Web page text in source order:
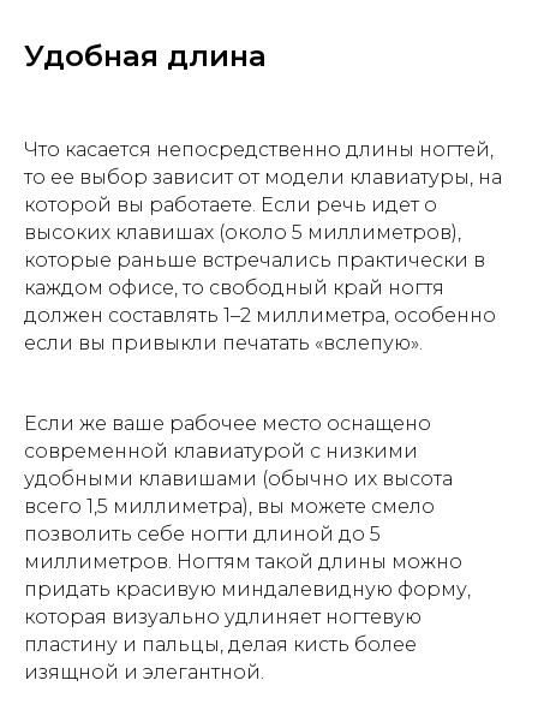
Удобная длина
Что касается непосредственно длины ногтей,
то ее выбор зависит от модели клавиатуры, на
которой вы работаете. Если речь идет о
высоких клавишах (около 5 миллиметров),
которые раньше встречались практически в
каждом офисе, то свободный край ногтя
должен составлять 1–2 миллиметра, особенно
если вы привыкли печатать «вслепую».
Если же ваше рабочее место оснащено
современной клавиатурой с низкими
удобными клавишами (обычно их высота
всего 1,5 миллиметра), вы можете смело
позволить себе ногти длиной до 5
миллиметров. Ногтям такой длины можно
придать красивую миндалевидную форму,
которая визуально удлиняет ногтевую
пластину и пальцы, делая кисть более
изящной и элегантной.